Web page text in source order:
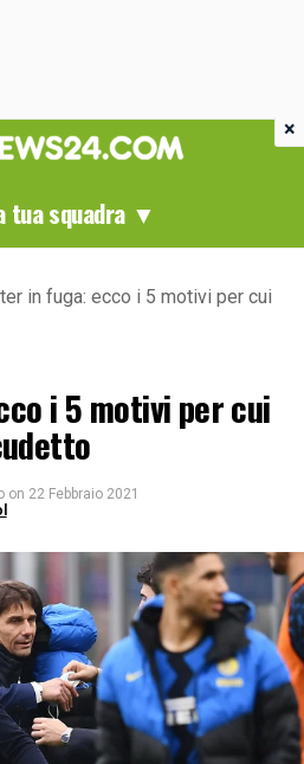
tua squadra ▼
in fuga: ecco i 5 motivi per cui
i 5 motivi per cui
on 22 Febbraio 2021
×